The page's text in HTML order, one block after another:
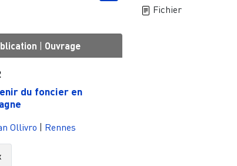
Fichier
| Ouvrage
du foncier en
Ollivro | Rennes